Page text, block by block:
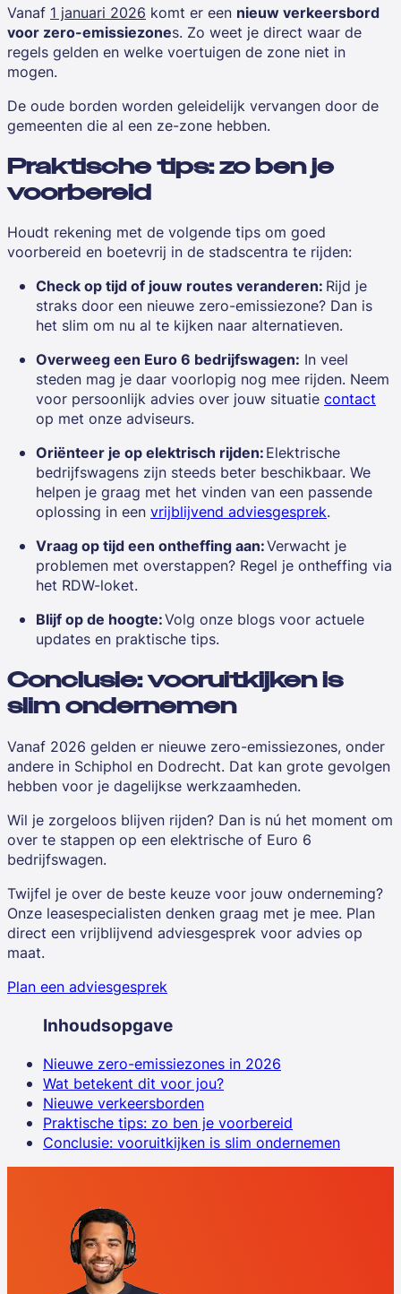
Vanaf 1 januari 2026 komt er een nieuw verkeersbord
voor zero-emissiezones. Zo weet je direct waar de
regels gelden en welke voertuigen de zone niet in
mogen.
De oude borden worden geleidelijk vervangen door de
gemeenten die al een ze-zone hebben.
Praktische tips: zo ben je
voorbereid
Houdt rekening met de volgende tips om goed
voorbereid en boetevrij in de stadscentra te rijden:
Check op tijd of jouw routes veranderen: Rijd je
straks door een nieuwe zero-emissiezone? Dan is
het slim om nu al te kijken naar alternatieven.
Overweeg een Euro 6 bedrijfswagen: In veel
steden mag je daar voorlopig nog mee rijden. Neem
voor persoonlijk advies over jouw situatie contact
op met onze adviseurs.
Oriënteer je op elektrisch rijden:Elektrische
bedrijfswagens zijn steeds beter beschikbaar. We
helpen je graag met het vinden van een passende
oplossing in een vrijblijvend adviesgesprek.
Vraag op tijd een ontheffing aan:Verwacht je
problemen met overstappen? Regel je ontheffing via
het RDW-loket.
Blijf op de hoogte:Volg onze blogs voor actuele
updates en praktische tips.
Conclusie: vooruitkijken is
slim ondernemen
Vanaf 2026 gelden er nieuwe zero-emissiezones, onder
andere in Schiphol en Dodrecht. Dat kan grote gevolgen
hebben voor je dagelijkse werkzaamheden.
Wil je zorgeloos blijven rijden? Dan is nú het moment om
over te stappen op een elektrische of Euro 6
bedrijfswagen.
Twijfel je over de beste keuze voor jouw onderneming?
Onze leasespecialisten denken graag met je mee. Plan
direct een vrijblijvend adviesgesprek voor advies op
maat.
Plan een adviesgesprek
Inhoudsopgave
Nieuwe zero-emissiezones in 2026
Wat betekent dit voor jou?
Nieuwe verkeersborden
Praktische tips: zo ben je voorbereid
Conclusie: vooruitkijken is slim ondernemen